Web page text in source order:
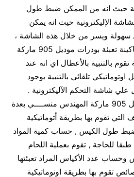
حيث انه من الممكن ضبط طول
الإليكترونية حيث انه يمكن
ويسر من خلال هذه الشاشة ،
كما ان هذه الماكينة ماكينة تعبئة بودرات موديل 905 ماركة
بالتنبية بالأعطال اي انه عند
تلقائي بالتنبية بوجود
شاشة التحكم الآليكترونية .
تقوم هذه الماكينة موديل 905 ماركة المهندس منســــي بعدة
تقوم بها بطريقة أتوماتيكية
طول الكيس , حساب كمية المواد
للحاجة , تقوم بعملية اللحام
وحساب عدد الأكياس المراد تعبئتها
تقوم بها بطريقة اوتوماتيكية